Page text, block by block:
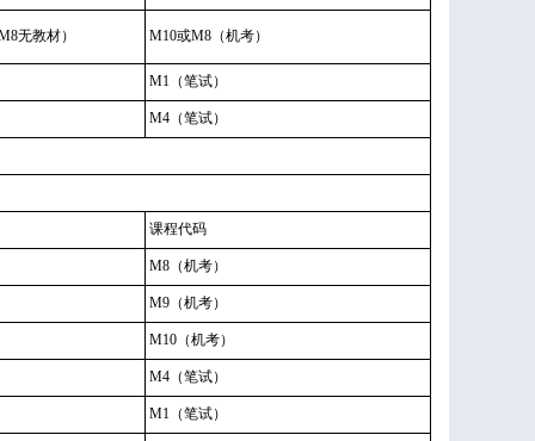
无教材） M10或M8（机考）
M1（笔试）
M4（笔试）
课程代码
M8（机考）
M9（机考）
M10（机考）
M4（笔试）
M1（笔试）